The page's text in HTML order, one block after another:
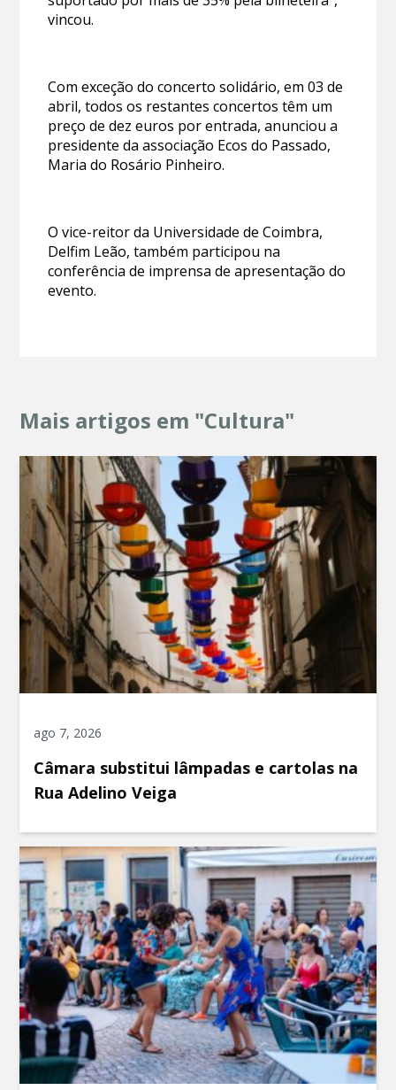
vincou.
Com exceção do concerto solidário, em 03 de
abril, todos os restantes concertos têm um
preço de dez euros por entrada, anunciou a
presidente da associação Ecos do Passado,
Maria do Rosário Pinheiro.
O vice-reitor da Universidade de Coimbra,
Delfim Leão, também participou na
conferência de imprensa de apresentação do
evento.
Mais artigos em "Cultura"
ago 7, 2026
Câmara substitui lâmpadas e cartolas na
Rua Adelino Veiga